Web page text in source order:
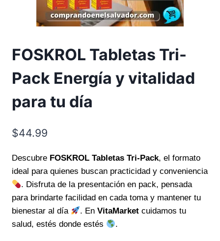
FOSKROL Tabletas Tri-
Pack Energía y vitalidad
para tu día
$44.99
Descubre FOSKROL Tabletas Tri-Pack, el formato
ideal para quienes buscan practicidad y conveniencia
. Disfruta de la presentación en pack, pensada
para brindarte facilidad en cada toma y mantener tu
bienestar al día
. EnVitaMarket cuidamos tu
salud, estés donde estés
.